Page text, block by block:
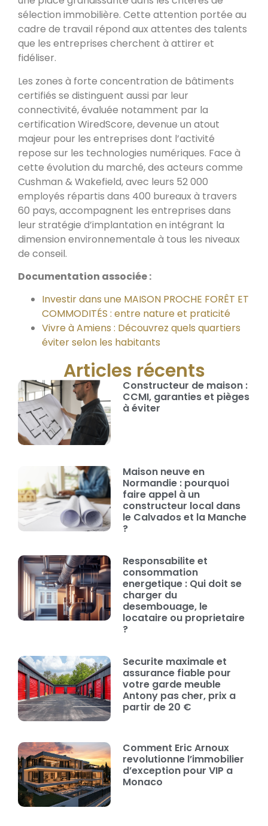
sélection immobilière. Cette attention portée au
cadre de travail répond aux attentes des talents
que les entreprises cherchent à attirer et
fidéliser.
Les zones à forte concentration de bâtiments
certifiés se distinguent aussi par leur
connectivité, évaluée notamment par la
certification WiredScore, devenue un atout
majeur pour les entreprises dont l’activité
repose sur les technologies numériques. Face à
cette évolution du marché, des acteurs comme
Cushman & Wakefield, avec leurs 52 000
employés répartis dans 400 bureaux à travers
60 pays, accompagnent les entreprises dans
leur stratégie d’implantation en intégrant la
dimension environnementale à tous les niveaux
de conseil.
Documentation associée :
Investir dans une MAISON PROCHE FORÊT ET
COMMODITÉS : entre nature et praticité
Vivre à Amiens : Découvrez quels quartiers
éviter selon les habitants
Articles récents
Constructeur de maison :
CCMI, garanties et pièges
à éviter
Maison neuve en
Normandie : pourquoi
faire appel à un
constructeur local dans
le Calvados et la Manche
?
Responsabilite et
consommation
energetique : Qui doit se
charger du
desembouage, le
locataire ou proprietaire
?
Securite maximale et
assurance fiable pour
votre garde meuble
Antony pas cher, prix a
partir de 20 €
Comment Eric Arnoux
revolutionne l’immobilier
d’exception pour VIP a
Monaco